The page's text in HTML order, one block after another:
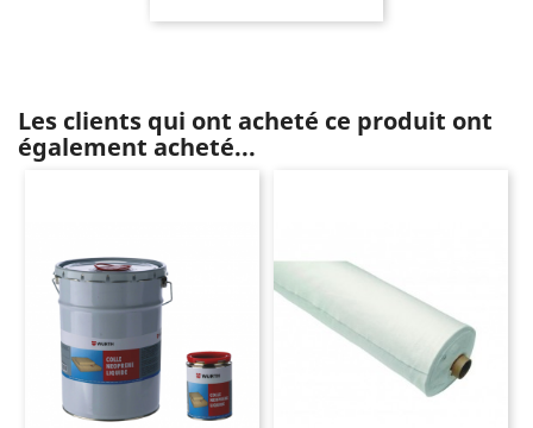
base
Les clients qui ont acheté ce produit ont
également acheté...